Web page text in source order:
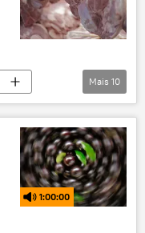
Mais 10
1:00:00